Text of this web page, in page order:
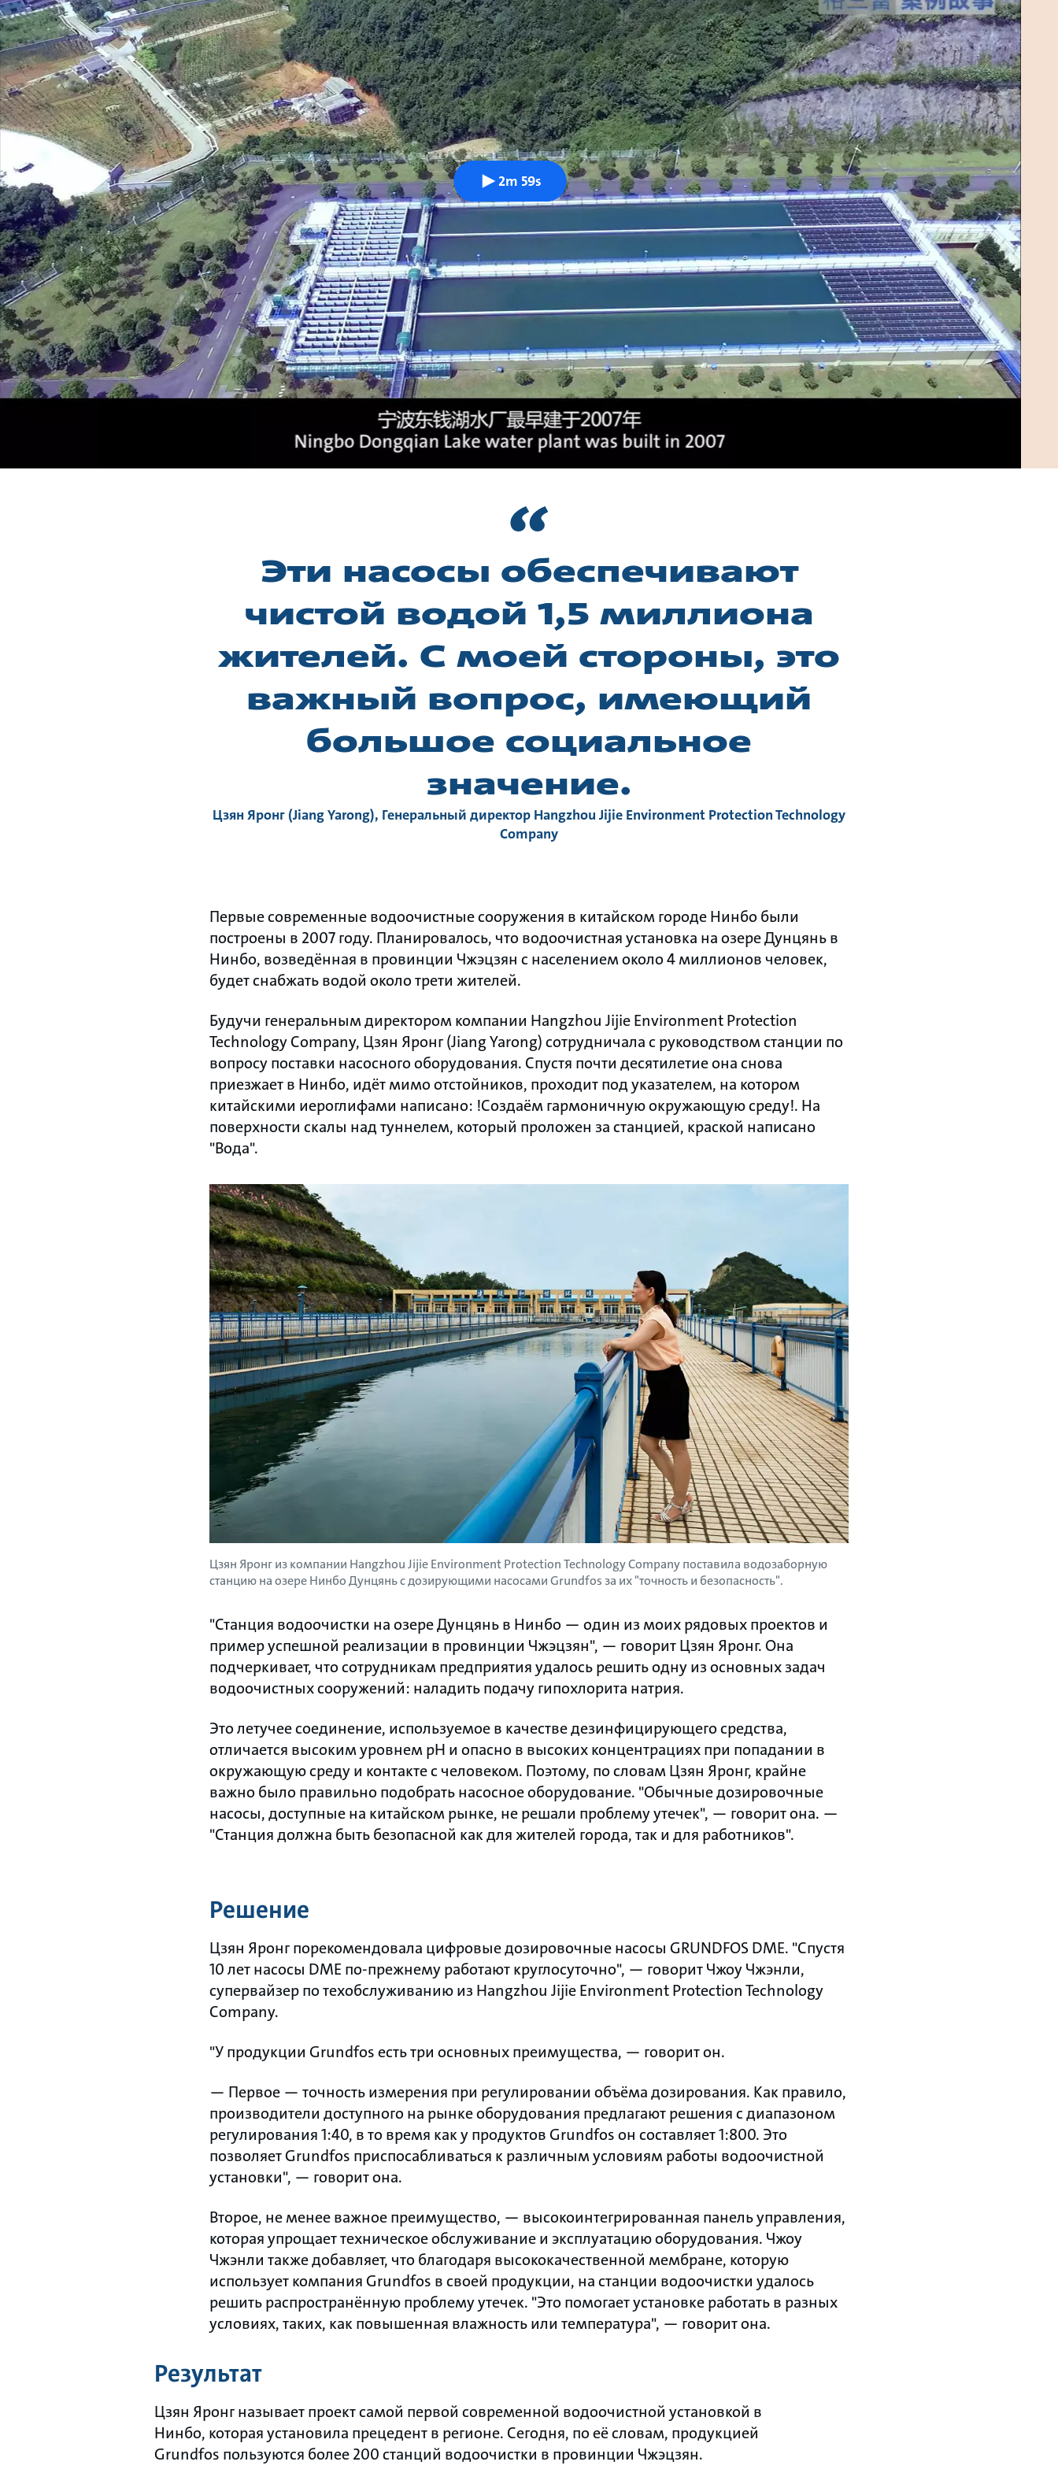
2m 59s
Эти насосы обеспечивают
чистой водой 1,5 миллиона
жителей. С моей стороны, это
важный вопрос, имеющий
большое социальное
значение.
Цзян Яронг (Jiang Yarong), Генеральный директор Hangzhou Jijie Environment Protection Technology
Company
Первые современные водоочистные сооружения в китайском городе Нинбо были
построены в 2007 году. Планировалось, что водоочистная установка на озере Дунцянь в
Нинбо, возведённая в провинции Чжэцзян с населением около 4 миллионов человек,
будет снабжать водой около трети жителей.
Будучи генеральным директором компании Hangzhou Jijie Environment Protection
Technology Company, Цзян Яронг (Jiang Yarong) сотрудничала с руководством станции по
вопросу поставки насосного оборудования. Спустя почти десятилетие она снова
приезжает в Нинбо, идёт мимо отстойников, проходит под указателем, на котором
китайскими иероглифами написано: !Создаём гармоничную окружающую среду!. На
поверхности скалы над туннелем, который проложен за станцией, краской написано
"Вода".
Цзян Яронг из компании Hangzhou Jijie Environment Protection Technology Company поставила водозаборную
станцию на озере Нинбо Дунцянь с дозирующими насосами Grundfos за их "точность и безопасность".
"Станция водоочистки на озере Дунцянь в Нинбо — один из моих рядовых проектов и
пример успешной реализации в провинции Чжэцзян", — говорит Цзян Яронг. Она
подчеркивает, что сотрудникам предприятия удалось решить одну из основных задач
водоочистных сооружений: наладить подачу гипохлорита натрия.
Это летучее соединение, используемое в качестве дезинфицирующего средства,
отличается высоким уровнем pH и опасно в высоких концентрациях при попадании в
окружающую среду и контакте с человеком. Поэтому, по словам Цзян Яронг, крайне
важно было правильно подобрать насосное оборудование. "Обычные дозировочные
насосы, доступные на китайском рынке, не решали проблему утечек", — говорит она. —
"Станция должна быть безопасной как для жителей города, так и для работников".
Решение
Цзян Яронг порекомендовала цифровые дозировочные насосы GRUNDFOS DME. "Спустя
10 лет насосы DME по-прежнему работают круглосуточно", — говорит Чжоу Чжэнли,
супервайзер по техобслуживанию из Hangzhou Jijie Environment Protection Technology
Company.
"У продукции Grundfos есть три основных преимущества, — говорит он.
— Первое — точность измерения при регулировании объёма дозирования. Как правило,
производители доступного на рынке оборудования предлагают решения с диапазоном
регулирования 1:40, в то время как у продуктов Grundfos он составляет 1:800. Это
позволяет Grundfos приспосабливаться к различным условиям работы водоочистной
установки", — говорит она.
Второе, не менее важное преимущество, — высокоинтегрированная панель управления,
которая упрощает техническое обслуживание и эксплуатацию оборудования. Чжоу
Чжэнли также добавляет, что благодаря высококачественной мембране, которую
использует компания Grundfos в своей продукции, на станции водоочистки удалось
решить распространённую проблему утечек. "Это помогает установке работать в разных
условиях, таких, как повышенная влажность или температура", — говорит она.
Результат
Цзян Яронг называет проект самой первой современной водоочистной установкой в
Нинбо, которая установила прецедент в регионе. Сегодня, по её словам, продукцией
Grundfos пользуются более 200 станций водоочистки в провинции Чжэцзян.